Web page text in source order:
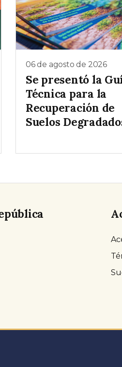
06 de agosto de 2026
Se presentó la
Técnica para la
Recuperación de
Suelos